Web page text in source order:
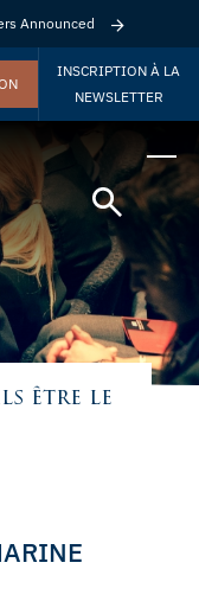
Announced
INSCRIPTION À LA
NEWSLETTER
être le